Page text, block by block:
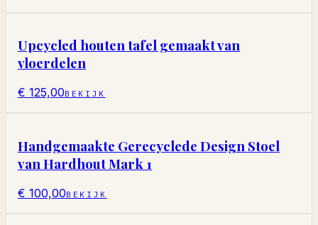
Upcycled houten tafel gemaakt van
vloerdelen
€ 125,00BEKIJK
Handgemaakte Gerecyclede Design Stoel
van Hardhout Mark 1
€ 100,00BEKIJK